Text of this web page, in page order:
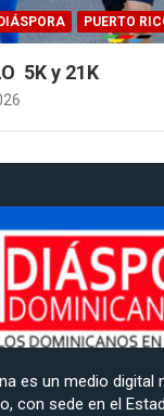
PUERTO
5K y 21K
es un medio digital
con sede en el